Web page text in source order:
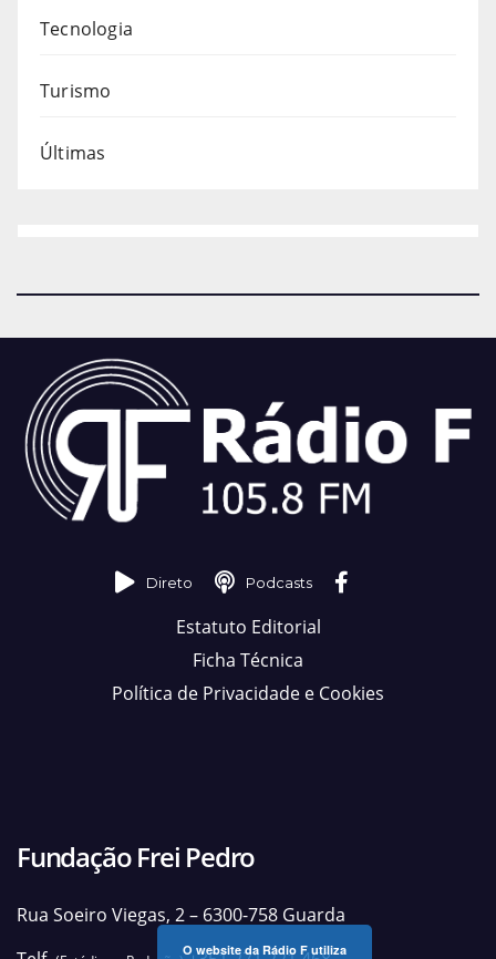
Tecnologia
Turismo
Últimas
Direto Podcasts
Estatuto Editorial
Ficha Técnica
Política de Privacidade e Cookies
Fundação Frei Pedro
Rua Soeiro Viegas, 2 – 6300-758 Guarda
O website da Rádio F utiliza